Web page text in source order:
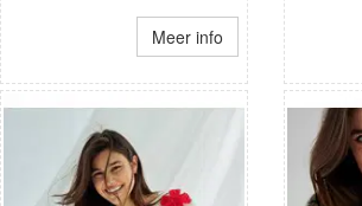
Meer info